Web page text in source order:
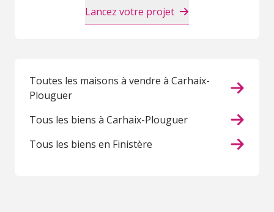
Lancez votre projet
Toutes les maisons à vendre à Carhaix-
Plouguer
Tous les biens à Carhaix-Plouguer
Tous les biens en Finistère